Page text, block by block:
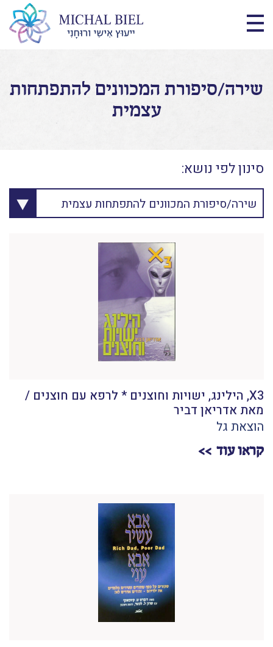
שירה/סיפורת המכוונים להתפתחות
עצמית
סינון לפי נושא:
שירה/סיפורת המכוונים להתפתחות עצמית
X3, הילינג, ישויות וחוצנים * לרפא עם חוצנים /
מאת אדריאן דביר
הוצאת גל
קראו עוד